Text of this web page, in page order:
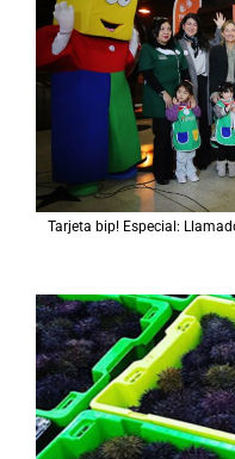
Tarjeta bip! Especial: